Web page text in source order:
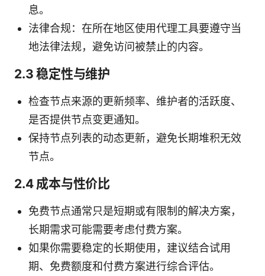
息。
法律合规：在所在地区使用代理工具要遵守当
地法律法规，避免访问被禁止的内容。
2.3 稳定性与维护
检查节点来源的更新频率、维护者的活跃度、
是否提供节点变更通知。
保持节点列表的动态更新，避免长期堆积无效
节点。
2.4 成本与性价比
免费节点通常只是短期或有限制的解决方案，
长期需求可能需要考虑付费方案。
如果你需要稳定的长期使用，建议结合试用
期、免费额度和付费方案进行综合评估。